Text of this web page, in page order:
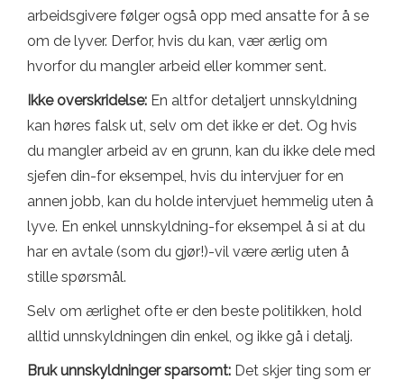
arbeidsgivere følger også opp med ansatte for å se
om de lyver. Derfor, hvis du kan, vær ærlig om
hvorfor du mangler arbeid eller kommer sent.
Ikke overskridelse: En altfor detaljert unnskyldning
kan høres falsk ut, selv om det ikke er det. Og hvis
du mangler arbeid av en grunn, kan du ikke dele med
sjefen din-for eksempel, hvis du intervjuer for en
annen jobb, kan du holde intervjuet hemmelig uten å
lyve. En enkel unnskyldning-for eksempel å si at du
har en avtale (som du gjør!)-vil være ærlig uten å
stille spørsmål.
Selv om ærlighet ofte er den beste politikken, hold
alltid unnskyldningen din enkel, og ikke gå i detalj.
Bruk unnskyldninger sparsomt: Det skjer ting som er